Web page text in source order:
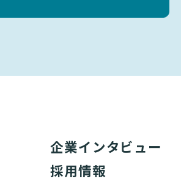
企業インタビュー
採用情報